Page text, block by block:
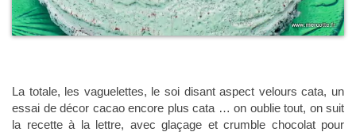
La totale, les vaguelettes, le soi disant aspect velours cata, un
essai de décor cacao encore plus cata … on oublie tout, on suit
la recette à la lettre, avec glaçage et crumble chocolat pour